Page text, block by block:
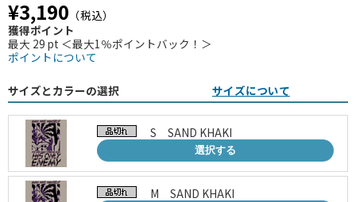
¥3,190 （税込）
獲得ポイント
最大 29 pt ＜最大1％ポイントバック！＞
ポイントについて
サイズとカラーの選択 サイズについて
S SAND KHAKI
選択する
M SAND KHAKI